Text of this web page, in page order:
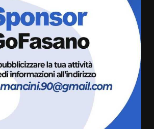
“I Contestatori: Musica di
Rivoluzione”: nuovo
appuntamento con “Fasano in
Banda”
7 Agosto 2026 06:05
US Fasano, Scianaro: “Profonda
amarezza per esclusione dal
campionato di calcio”